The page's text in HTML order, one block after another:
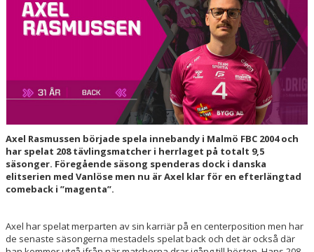
HALL OF FAME
Axel Rasmussen började spela innebandy i Malmö FBC 2004 och
har spelat 208 tävlingsmatcher i herrlaget på totalt 9,5
säsonger. Föregående säsong spenderas dock i danska
elitserien med Vanlöse men nu är Axel klar för en efterlängtad
comeback i ”magenta”.
Axel har spelat merparten av sin karriär på en centerposition men har
de senaste säsongerna mestadels spelat back och det är också där